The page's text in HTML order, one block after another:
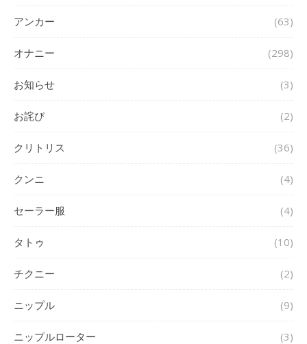
アンカー (63)
オナニー (298)
お知らせ (3)
お詫び (2)
クリトリス (36)
クンニ (4)
セーラー服 (4)
タトゥ (10)
チクニー (2)
ニップル (9)
ニップルローター (3)